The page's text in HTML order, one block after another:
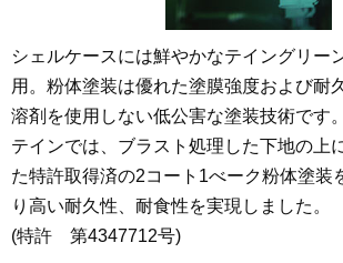
シェルケースには鮮やかなテイングリー
用。粉体塗装は優れた塗膜強度および耐
溶剤を使用しない低公害な塗装技術です。
テインでは、ブラスト処理した下地の上
た特許取得済の2コート1べーク粉体塗装
り高い耐久性、耐食性を実現しました。
(特許 第4347712号)